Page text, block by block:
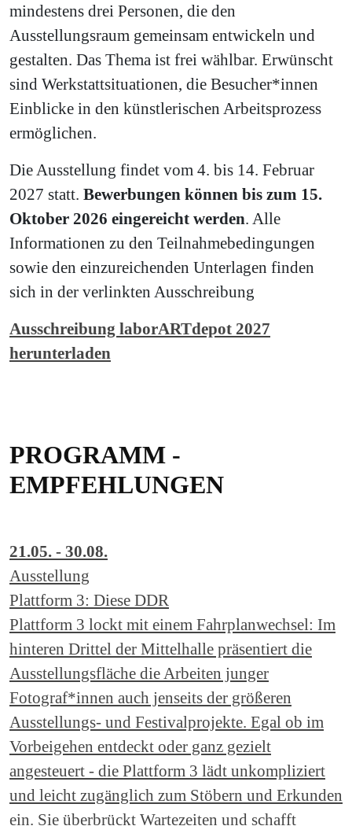
mindestens drei Personen, die den
Ausstellungsraum gemeinsam entwickeln und
gestalten. Das Thema ist frei wählbar. Erwünscht
sind Werkstattsituationen, die Besucher*innen
Einblicke in den künstlerischen Arbeitsprozess
ermöglichen.
Die Ausstellung findet vom 4. bis 14. Februar
2027 statt. Bewerbungen können bis zum 15.
Oktober 2026 eingereicht werden. Alle
Informationen zu den Teilnahmebedingungen
sowie den einzureichenden Unterlagen finden
sich in der verlinkten Ausschreibung
Ausschreibung laborARTdepot 2027
herunterladen
PROGRAMM -
EMPFEHLUNGEN
21.05. - 30.08.
Ausstellung
Plattform 3: Diese DDR
Plattform 3 lockt mit einem Fahrplanwechsel: Im
hinteren Drittel der Mittelhalle präsentiert die
Ausstellungsfläche die Arbeiten junger
Fotograf*innen auch jenseits der größeren
Ausstellungs- und Festivalprojekte. Egal ob im
Vorbeigehen entdeckt oder ganz gezielt
angesteuert - die Plattform 3 lädt unkompliziert
und leicht zugänglich zum Stöbern und Erkunden
ein. Sie überbrückt Wartezeiten und schafft